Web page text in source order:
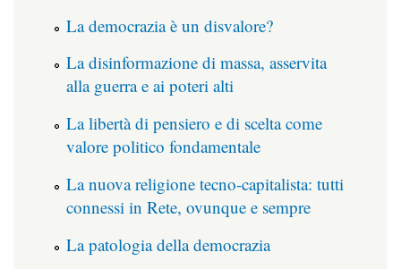
La democrazia è un disvalore?
La disinformazione di massa, asservita
alla guerra e ai poteri alti
La libertà di pensiero e di scelta come
valore politico fondamentale
La nuova religione tecno-capitalista: tutti
connessi in Rete, ovunque e sempre
La patologia della democrazia